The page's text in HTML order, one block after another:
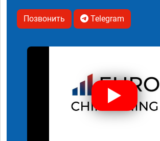
Позвонить Telegram